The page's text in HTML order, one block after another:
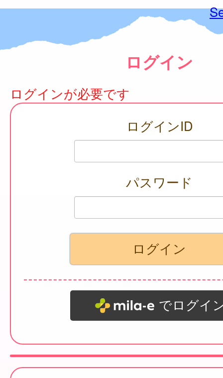
ログイン
ログインが必要です
ログインID
パスワード
でログイ